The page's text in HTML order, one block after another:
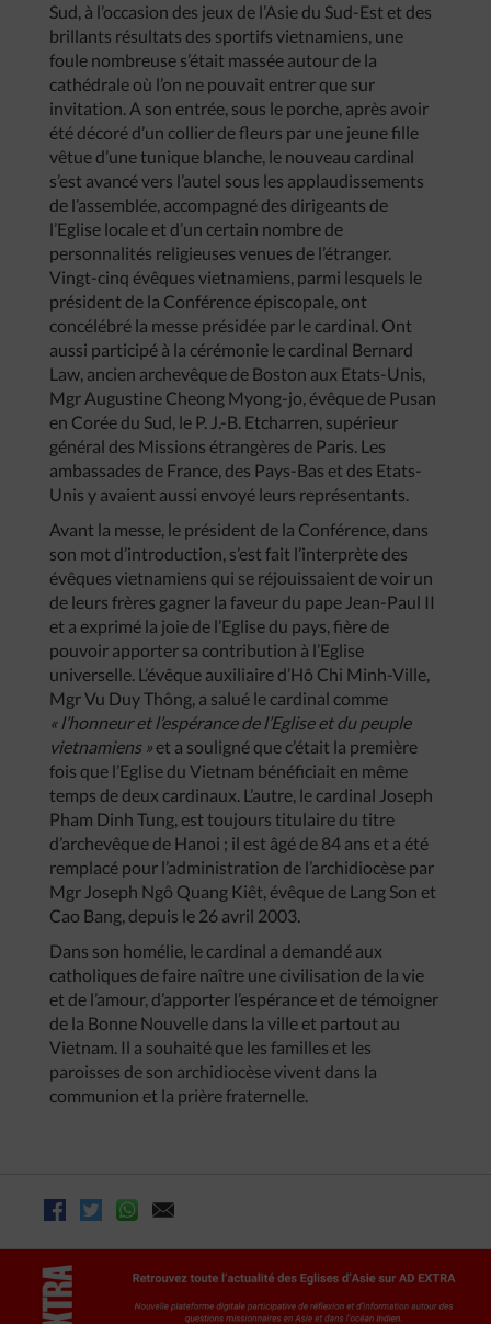
Sud, à l’occasion des jeux de l’Asie du Sud-Est et des
brillants résultats des sportifs vietnamiens, une
foule nombreuse s’était massée autour de la
cathédrale où l’on ne pouvait entrer que sur
invitation. A son entrée, sous le porche, après avoir
été décoré d’un collier de fleurs par une jeune fille
vêtue d’une tunique blanche, le nouveau cardinal
s’est avancé vers l’autel sous les applaudissements
de l’assemblée, accompagné des dirigeants de
l’Eglise locale et d’un certain nombre de
personnalités religieuses venues de l’étranger.
Vingt-cinq évêques vietnamiens, parmi lesquels le
président de la Conférence épiscopale, ont
concélébré la messe présidée par le cardinal. Ont
aussi participé à la cérémonie le cardinal Bernard
Law, ancien archevêque de Boston aux Etats-Unis,
Mgr Augustine Cheong Myong-jo, évêque de Pusan
en Corée du Sud, le P. J.-B. Etcharren, supérieur
général des Missions étrangères de Paris. Les
ambassades de France, des Pays-Bas et des Etats-
Unis y avaient aussi envoyé leurs représentants.
Avant la messe, le président de la Conférence, dans
son mot d’introduction, s’est fait l’interprète des
évêques vietnamiens qui se réjouissaient de voir un
de leurs frères gagner la faveur du pape Jean-Paul II
et a exprimé la joie de l’Eglise du pays, fière de
pouvoir apporter sa contribution à l’Eglise
universelle. L’évêque auxiliaire d’Hô Chi Minh-Ville,
Mgr Vu Duy Thông, a salué le cardinal comme
« l’honneur et l’espérance de l’Eglise et du peuple
vietnamiens » et a souligné que c’était la première
fois que l’Eglise du Vietnam bénéficiait en même
temps de deux cardinaux. L’autre, le cardinal Joseph
Pham Dinh Tung, est toujours titulaire du titre
d’archevêque de Hanoi ; il est âgé de 84 ans et a été
remplacé pour l’administration de l’archidiocèse par
Mgr Joseph Ngô Quang Kiêt, évêque de Lang Son et
Cao Bang, depuis le 26 avril 2003.
Dans son homélie, le cardinal a demandé aux
catholiques de faire naître une civilisation de la vie
et de l’amour, d’apporter l’espérance et de témoigner
de la Bonne Nouvelle dans la ville et partout au
Vietnam. Il a souhaité que les familles et les
paroisses de son archidiocèse vivent dans la
communion et la prière fraternelle.